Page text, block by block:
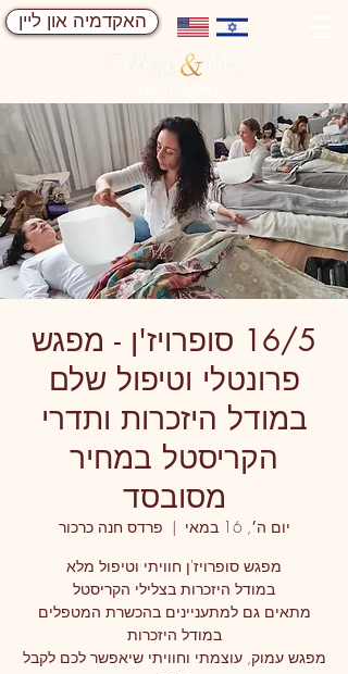
האקדמיה און ליין
16/5 סופרויז'ן - מפגש
פרונטלי וטיפול שלם
במודל היזכרות ותדרי
הקריסטל במחיר
מסובסד
יום ה׳, 16 במאי
  |
פרדס חנה כרכור
מפגש עמוק, עוצמתי וחוויתי שיאפשר לכם לקבל